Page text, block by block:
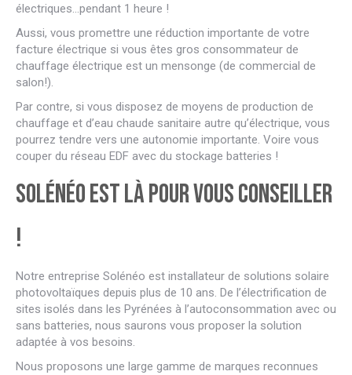
électriques…pendant 1 heure !
Aussi, vous promettre une réduction importante de votre
facture électrique si vous êtes gros consommateur de
chauffage électrique est un mensonge (de commercial de
salon!).
Par contre, si vous disposez de moyens de production de
chauffage et d’eau chaude sanitaire autre qu’électrique, vous
pourrez tendre vers une autonomie importante. Voire vous
couper du réseau EDF avec du stockage batteries !
Solénéo est là pour vous conseiller
!
Notre entreprise Solénéo est installateur de solutions solaire
photovoltaïques depuis plus de 10 ans. De l’électrification de
sites isolés dans les Pyrénées à l’autoconsommation avec ou
sans batteries, nous saurons vous proposer la solution
adaptée à vos besoins.
Nous proposons une large gamme de marques reconnues